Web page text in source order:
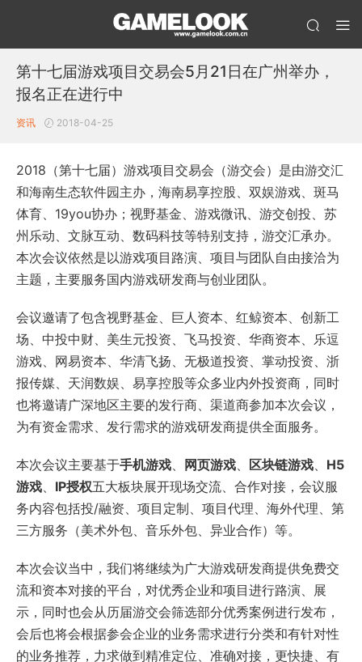
第十七届游戏项目交易会5月21日在广州举办，
报名正在进行中
资讯 2018-04-25
2018（第十七届）游戏项目交易会（游交会）是由游交汇
和海南生态软件园主办，海南易享控股、双娱游戏、斑马
体育、19you协办；视野基金、游戏微讯、游交创投、苏
州乐动、文脉互动、数码科技等特别支持，游交汇承办。
本次会议依然是以游戏项目路演、项目与团队自由接洽为
主题，主要服务国内游戏研发商与创业团队。
会议邀请了包含视野基金、巨人资本、红鲸资本、创新工
场、中投中财、美生元投资、飞马投资、华商资本、乐逗
游戏、网易资本、华清飞扬、无极道投资、掌动投资、浙
报传媒、天润数娱、易享控股等众多业内外投资商，同时
也将邀请广深地区主要的发行商、渠道商参加本次会议，
为有资金需求、发行需求的游戏研发商提供全面服务。
本次会议主要基于手机游戏、 网页游戏、 区块链游戏、 H5
游戏、 IP授权五大板块展开现场交流、合作对接，会议服
务内容包括投/融资、项目定制、项目代理、海外代理、第
三方服务（美术外包、音乐外包、异业合作）等。
本次会议当中，我们将继续为广大游戏研发商提供免费交
流和资本对接的平台，对优秀企业和项目进行路演、展
示，同时也会从历届游交会筛选部分优秀案例进行发布，
会后也将会根据参会企业的业务需求进行分类和有针对性
的业务推荐，力求做到精准定位、准确对接，更快捷、有